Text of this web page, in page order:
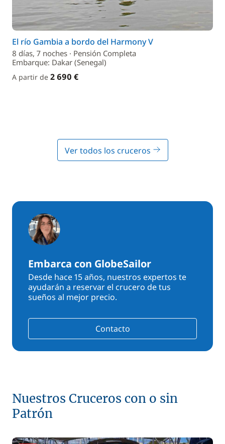
El río Gambia a bordo del Harmony V
8 días, 7 noches · Pensión Completa
Embarque: Dakar (Senegal)
A partir de 2 690 €
Ver todos los cruceros
Embarca con GlobeSailor
Desde hace 15 años, nuestros expertos te
ayudarán a reservar el crucero de tus
sueños al mejor precio.
Contacto
Nuestros Cruceros con o sin
Patrón